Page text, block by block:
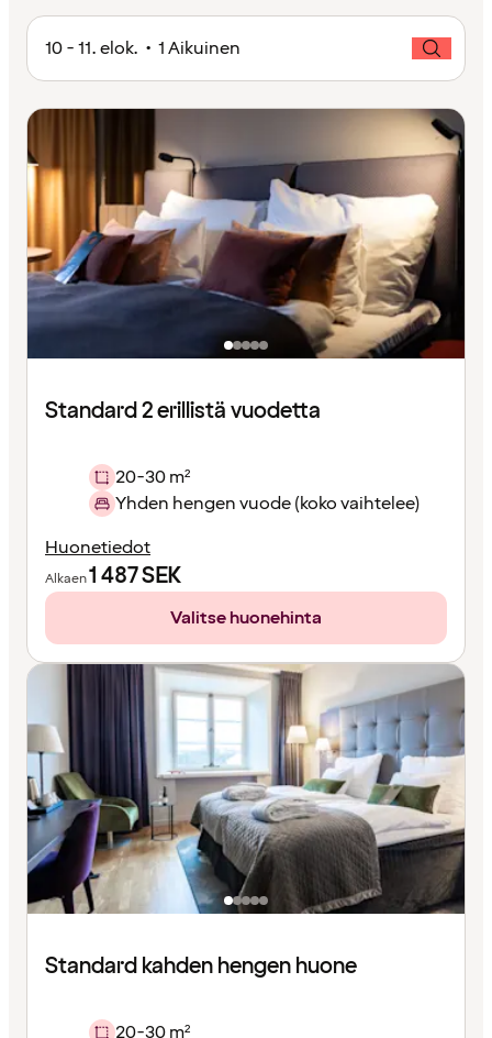
10 - 11. elok. • 1 Aikuinen
Standard 2 erillistä vuodetta
20-30 m²
Yhden hengen vuode (koko vaihtelee)
Huonetiedot
Alkaen1 487SEK
Valitse huonehinta
Standard kahden hengen huone
20-30 m²